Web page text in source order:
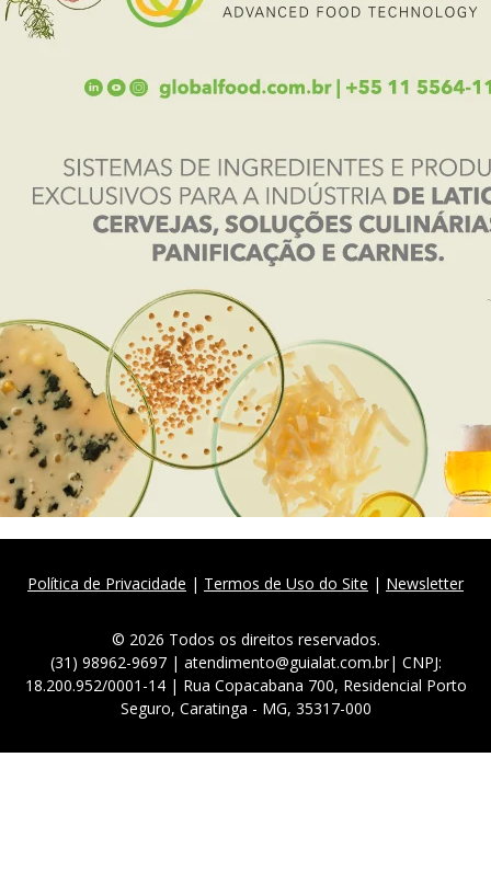
Política de Privacidade | Termos de Uso do Site | Newsletter
© 2026 Todos os direitos reservados.
(31) 98962-9697 | atendimento@guialat.com.br| CNPJ:
18.200.952/0001-14 | Rua Copacabana 700, Residencial Porto
Seguro, Caratinga - MG, 35317-000